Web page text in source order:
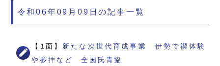
令和06年09月09日の記事一覧
【1面】 新たな次世代育成事業 伊勢で禊体験
や参拝など 全国氏青協